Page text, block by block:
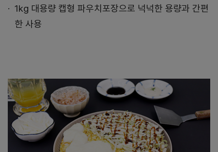
1kg 대용량 캡형 파우치포장으로 넉넉한 용량과 간편
한 사용